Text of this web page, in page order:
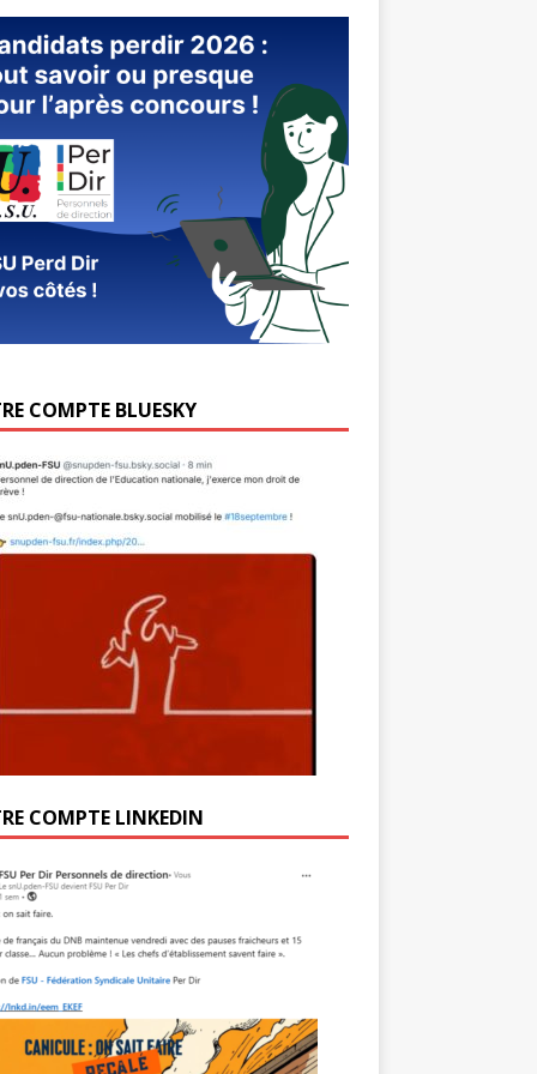
COMPTE BLUESKY
COMPTE LINKEDIN